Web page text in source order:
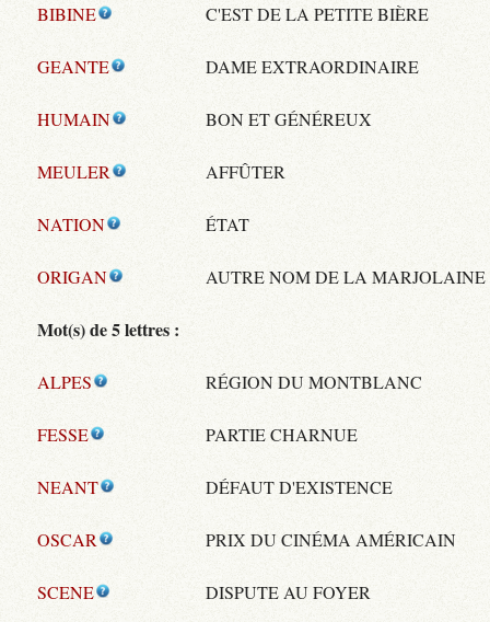
BIBINE C'EST DE LA PETITE BIÈRE
GEANTE DAME EXTRAORDINAIRE
HUMAIN BON ET GÉNÉREUX
MEULER AFFÛTER
NATION ÉTAT
ORIGAN AUTRE NOM DE LA MARJOLAINE
Mot(s) de 5 lettres :
ALPES RÉGION DU MONTBLANC
FESSE PARTIE CHARNUE
NEANT DÉFAUT D'EXISTENCE
OSCAR PRIX DU CINÉMA AMÉRICAIN
SCENE DISPUTE AU FOYER